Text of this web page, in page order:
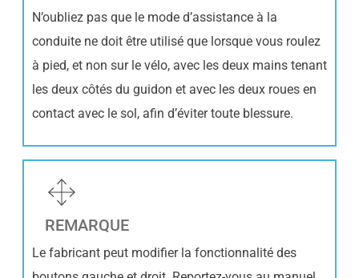
N’oubliez pas que le mode d’assistance à la
conduite ne doit être utilisé que lorsque vous roulez
à pied, et non sur le vélo, avec les deux mains tenant
les deux côtés du guidon et avec les deux roues en
contact avec le sol, afin d’éviter toute blessure.
REMARQUE
Le fabricant peut modifier la fonctionnalité des